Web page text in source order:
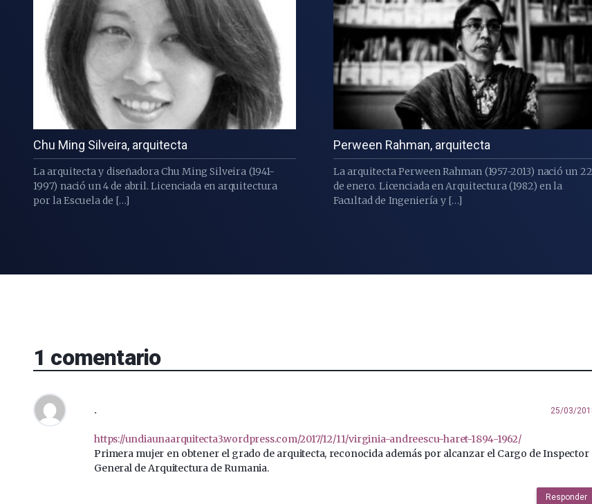
Chu Ming Silveira, arquitecta
La arquitecta y diseñadora Chu Ming Silveira (1941-
1997) nació un 4 de abril. Licenciada en arquitectura
por la Escuela de […]
Perween Rahman, arquitecta
La arquitecta Perween Rahman (1957-2013) nació un 22
de enero. Licenciada en Arquitectura (1982) en la
Facultad de Ingeniería y […]
1 comentario
. 25/03/
https://undiaunaarquitecta3.wordpress.com/2017/12/11/virginia-andreescu-haret-1894-1962/
Primera mujer en obtener el grado de arquitecta, reconocida además por alcanzar el Cargo de Inspector
General de Arquitectura de Rumania.
Responder